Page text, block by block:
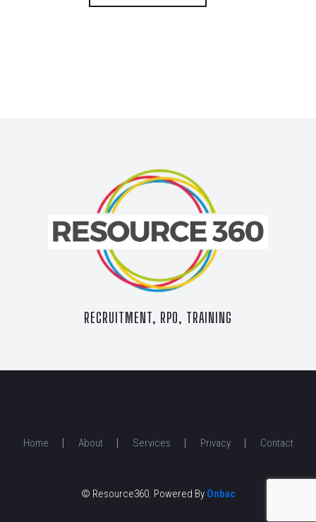
RECRUITMENT, RPO, TRAINING
Home About Services Privacy Contact
© Resource360. Powered By Onbac